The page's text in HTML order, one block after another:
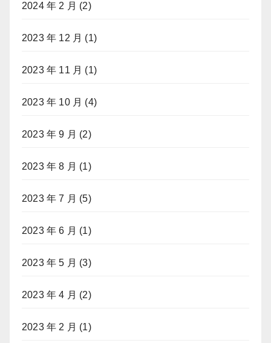
2024 年 2 月 (2)
2023 年 12 月 (1)
2023 年 11 月 (1)
2023 年 10 月 (4)
2023 年 9 月 (2)
2023 年 8 月 (1)
2023 年 7 月 (5)
2023 年 6 月 (1)
2023 年 5 月 (3)
2023 年 4 月 (2)
2023 年 2 月 (1)